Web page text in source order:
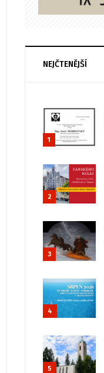
NEJČTENĚJŠÍ
1
2
3
4
5